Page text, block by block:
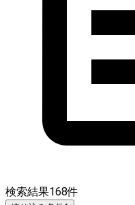
検索結果168件